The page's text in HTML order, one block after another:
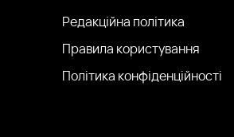
Редакційна політика
Правила користування
Політика конфіденційності